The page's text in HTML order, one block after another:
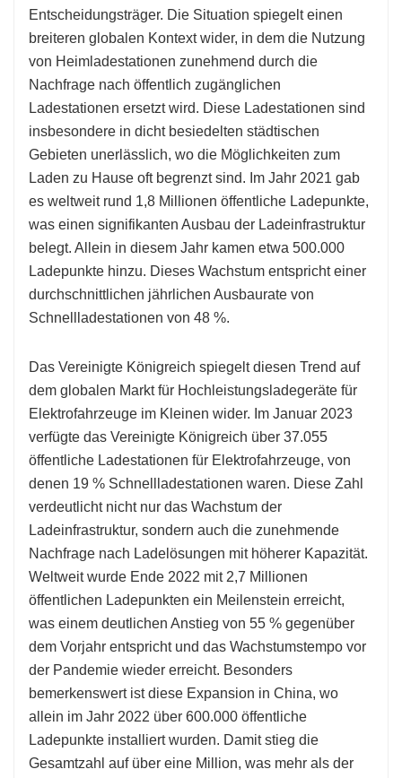
Entscheidungsträger. Die Situation spiegelt einen
breiteren globalen Kontext wider, in dem die Nutzung
von Heimladestationen zunehmend durch die
Nachfrage nach öffentlich zugänglichen
Ladestationen ersetzt wird. Diese Ladestationen sind
insbesondere in dicht besiedelten städtischen
Gebieten unerlässlich, wo die Möglichkeiten zum
Laden zu Hause oft begrenzt sind. Im Jahr 2021 gab
es weltweit rund 1,8 Millionen öffentliche Ladepunkte,
was einen signifikanten Ausbau der Ladeinfrastruktur
belegt. Allein in diesem Jahr kamen etwa 500.000
Ladepunkte hinzu. Dieses Wachstum entspricht einer
durchschnittlichen jährlichen Ausbaurate von
Schnellladestationen von 48 %.
Das Vereinigte Königreich spiegelt diesen Trend auf
dem globalen Markt für Hochleistungsladegeräte für
Elektrofahrzeuge im Kleinen wider. Im Januar 2023
verfügte das Vereinigte Königreich über 37.055
öffentliche Ladestationen für Elektrofahrzeuge, von
denen 19 % Schnellladestationen waren. Diese Zahl
verdeutlicht nicht nur das Wachstum der
Ladeinfrastruktur, sondern auch die zunehmende
Nachfrage nach Ladelösungen mit höherer Kapazität.
Weltweit wurde Ende 2022 mit 2,7 Millionen
öffentlichen Ladepunkten ein Meilenstein erreicht,
was einem deutlichen Anstieg von 55 % gegenüber
dem Vorjahr entspricht und das Wachstumstempo vor
der Pandemie wieder erreicht. Besonders
bemerkenswert ist diese Expansion in China, wo
allein im Jahr 2022 über 600.000 öffentliche
Ladepunkte installiert wurden. Damit stieg die
Gesamtzahl auf über eine Million, was mehr als der